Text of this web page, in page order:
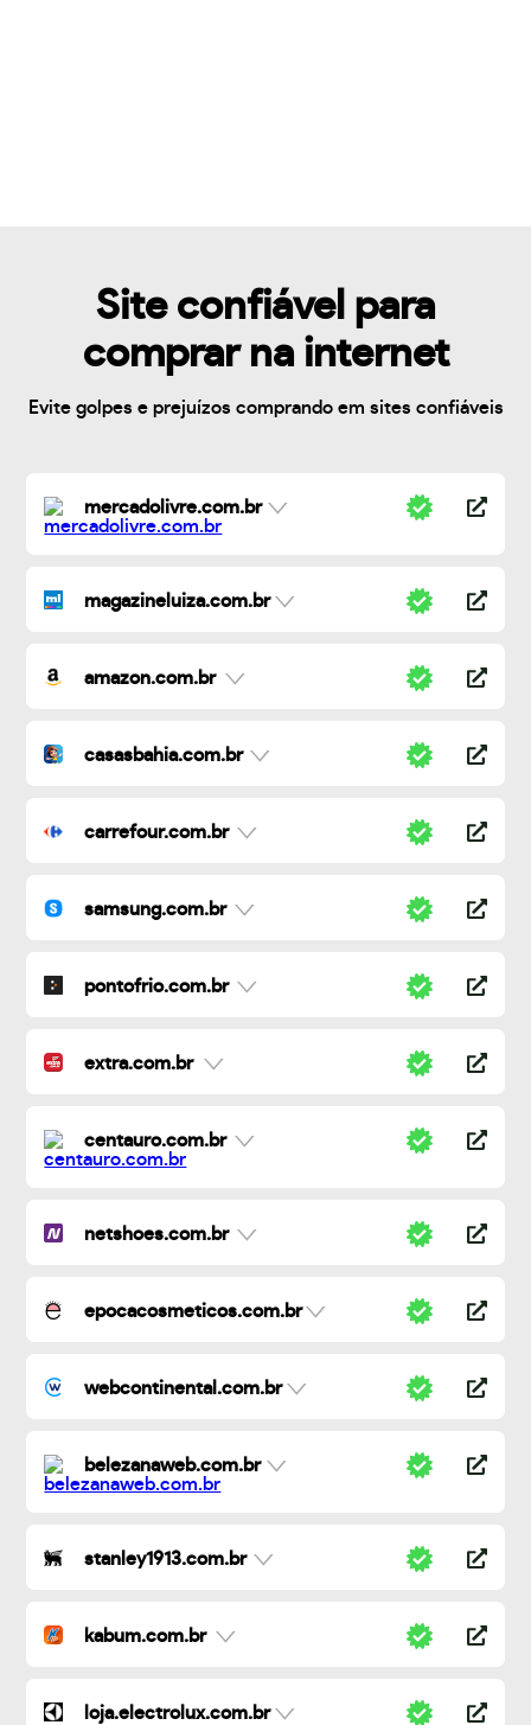
Site confiável para
comprar na internet
Evite golpes e prejuízos comprando em sites confiáveis
mercadolivre.com.br
magazineluiza.com.br
amazon.com.br
casasbahia.com.br
carrefour.com.br
samsung.com.br
pontofrio.com.br
extra.com.br
centauro.com.br
netshoes.com.br
epocacosmeticos.com.br
webcontinental.com.br
belezanaweb.com.br
stanley1913.com.br
kabum.com.br
loja.electrolux.com.br